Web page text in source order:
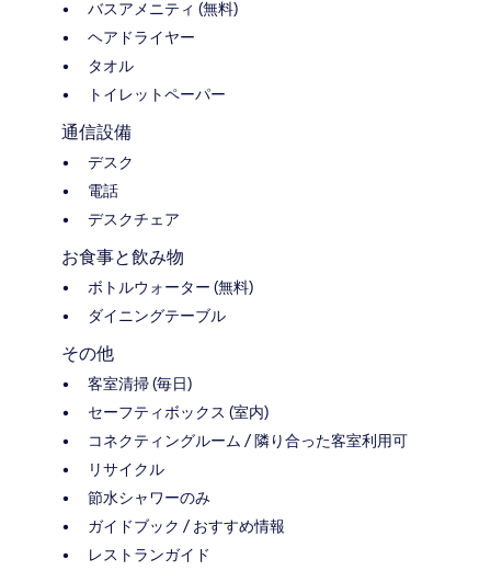
バスアメニティ (無料)
ヘアドライヤー
タオル
トイレットペーパー
通信設備
デスク
電話
デスクチェア
お食事と飲み物
ボトルウォーター (無料)
ダイニングテーブル
その他
客室清掃 (毎日)
セーフティボックス (室内)
コネクティングルーム / 隣り合った客室利用可
リサイクル
節水シャワーのみ
ガイドブック / おすすめ情報
レストランガイド